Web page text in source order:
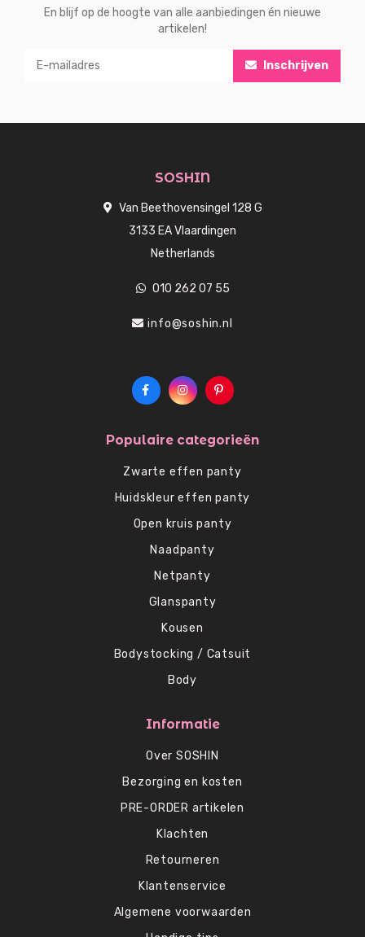
En blijf op de hoogte van alle aanbiedingen én nieuwe
artikelen!
Inschrijven
SOSHIN
Van Beethovensingel 128 G
3133 EA Vlaardingen
Netherlands
010 262 07 55
info@soshin.nl
Populaire categorieën
Zwarte effen panty
Huidskleur effen panty
Open kruis panty
Naadpanty
Netpanty
Glanspanty
Kousen
Bodystocking / Catsuit
Body
Informatie
Over SOSHIN
Bezorging en kosten
PRE-ORDER artikelen
Klachten
Retourneren
Klantenservice
Algemene voorwaarden